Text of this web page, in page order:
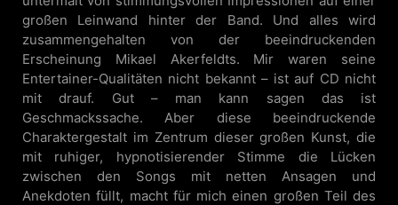
großen Leinwand hinter der Band. Und alles wird
zusammengehalten von der beeindruckenden
Erscheinung Mikael Akerfeldts. Mir waren seine
Entertainer-Qualitäten nicht bekannt – ist auf CD nicht
mit drauf. Gut – man kann sagen das ist
Geschmackssache. Aber diese beeindruckende
Charaktergestalt im Zentrum dieser großen Kunst, die
mit ruhiger, hypnotisierender Stimme die Lücken
zwischen den Songs mit netten Ansagen und
Anekdoten füllt, macht für mich einen großen Teil des